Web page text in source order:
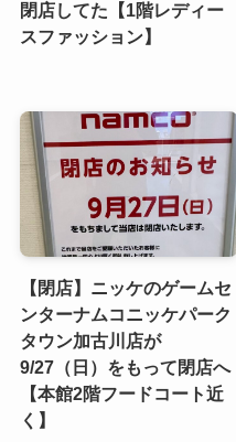
閉店してた【1階レディー
スファッション】
【閉店】ニッケのゲームセ
ンターナムコニッケパーク
タウン加古川店が
9/27（日）をもって閉店へ
【本館2階フードコート近
く】